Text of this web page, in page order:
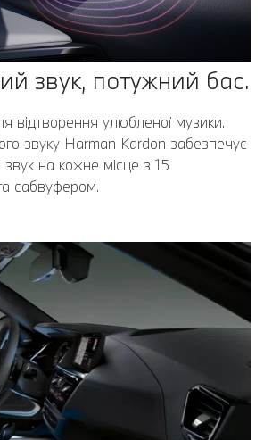
звук, потужний бас.
відтворення улюбленої музики.
звуку Harman Kardon забезпечує
на кожне місце з 15
сабвуфером.